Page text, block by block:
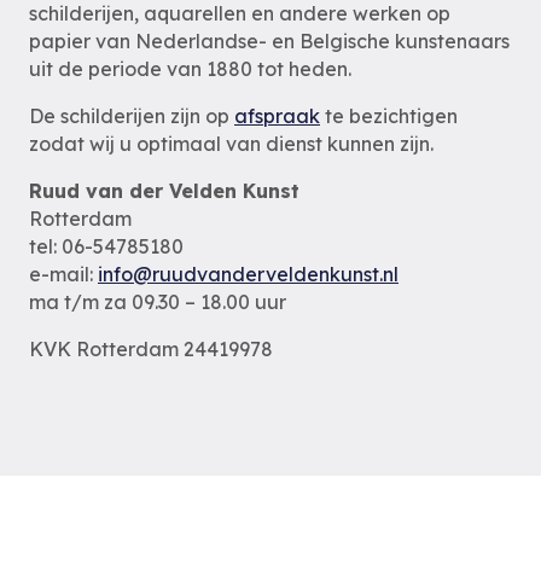
schilderijen, aquarellen en andere werken op
papier van Nederlandse- en Belgische kunstenaars
uit de periode van 1880 tot heden.
De schilderijen zijn op afspraak te bezichtigen
zodat wij u optimaal van dienst kunnen zijn.
Ruud van der Velden Kunst
Rotterdam
tel: 06-54785180
e-mail: info@ruudvanderveldenkunst.nl
ma t/m za 09.30 – 18.00 uur
KVK Rotterdam 24419978